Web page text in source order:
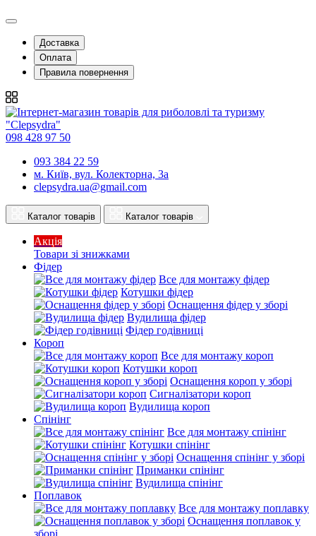
Доставка
Оплата
Правила повернення
098 428 97 50
093 384 22 59
м. Київ, вул. Колекторна, 3а
clepsydra.ua@gmail.com
Каталог товарів Каталог товарів
Акція
Товари зі знижками
Фідер
Все для монтажу фідер
Котушки фідер
Оснащення фідер у зборі
Вудилища фідер
Фідер годівниці
Короп
Все для монтажу короп
Котушки короп
Оснащення короп у зборі
Сигналізатори короп
Вудилища короп
Спінінг
Все для монтажу спінінг
Котушки спінінг
Оснащення спінінг у зборі
Приманки спінінг
Вудилища спінінг
Поплавок
Все для монтажу поплавку
Оснащення поплавок у
зборі